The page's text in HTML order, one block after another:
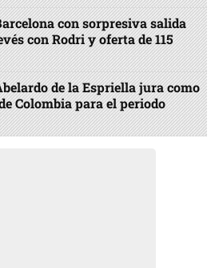
con sorpresiva salida
con Rodri y oferta de 115
de la Espriella jura como
Colombia para el periodo